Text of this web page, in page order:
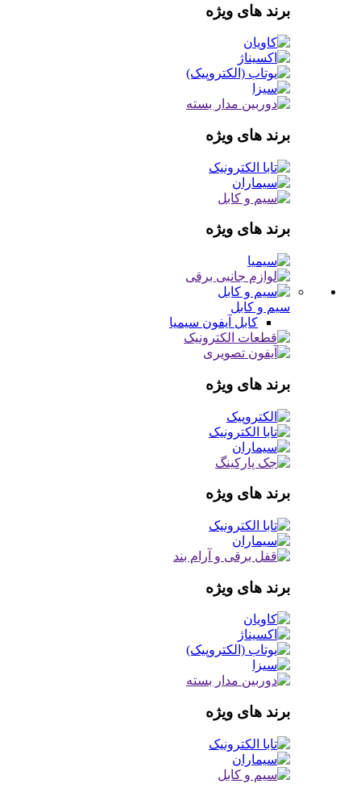
برند های ویژه
برند های ویژه
برند های ویژه
سیم و کابل
کابل آیفون سیمیا
برند های ویژه
برند های ویژه
برند های ویژه
برند های ویژه